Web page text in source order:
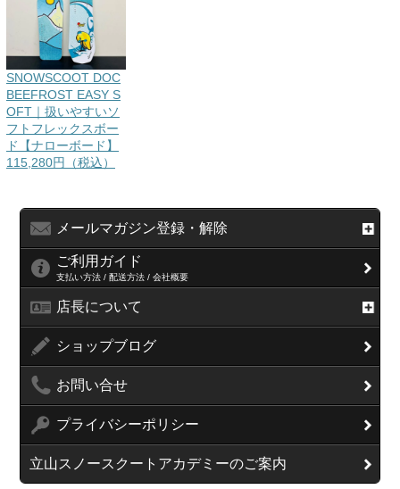
SNOWSCOOT DOC
BEEFROST EASY S
OFT｜扱いやすいソ
フトフレックスボー
ド【ナローボード】
115,280円（税込）
メールマガジン登録・解除
ご利用ガイド
支払い方法 / 配送方法 / 会社概要
店長について
ショップブログ
お問い合せ
プライバシーポリシー
立山スノースクートアカデミーのご案内